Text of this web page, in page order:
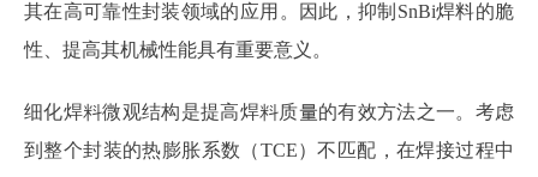
其在高可靠性封装领域的应用。因此，抑制SnBi焊料的脆
性、提高其机械性能具有重要意义。
细化焊料微观结构是提高焊料质量的有效方法之一。考虑
到整个封装的热膨胀系数（TCE）不匹配，在焊接过程中